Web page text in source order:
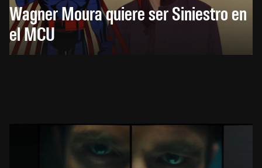
Wagner Moura quiere ser Siniestro en
el MCU